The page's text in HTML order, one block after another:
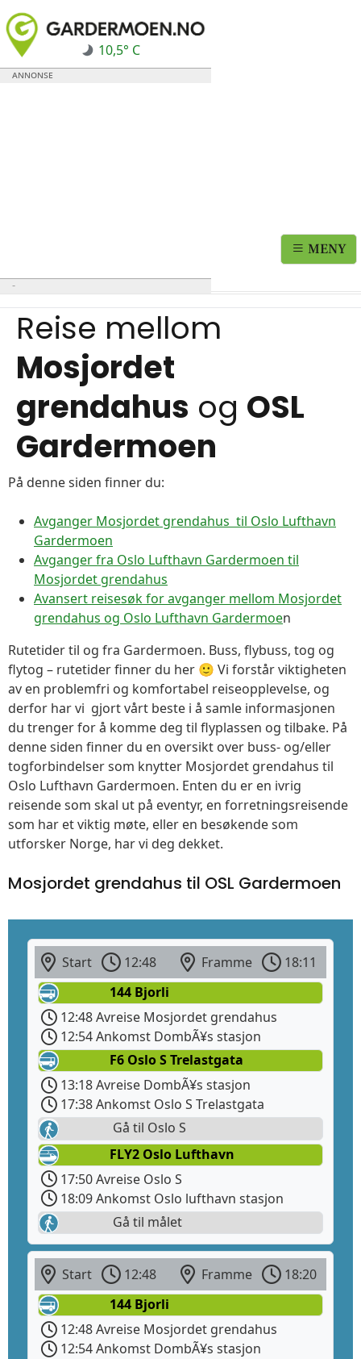
10,5° C
MENY
Reise mellom
Mosjordet
grendahus og OSL
Gardermoen
På denne siden finner du:
Avganger Mosjordet grendahus til Oslo Lufthavn
Gardermoen
Avganger fra Oslo Lufthavn Gardermoen til
Mosjordet grendahus
Avansert reisesøk for avganger mellom Mosjordet
grendahus og Oslo Lufthavn Gardermoen
Rutetider til og fra Gardermoen. Buss, flybuss, tog og
flytog – rutetider finner du her 🙂 Vi forstår viktigheten
av en problemfri og komfortabel reiseopplevelse, og
derfor har vi gjort vårt beste i å samle informasjonen
du trenger for å komme deg til flyplassen og tilbake. På
denne siden finner du en oversikt over buss- og/eller
togforbindelser som knytter Mosjordet grendahus til
Oslo Lufthavn Gardermoen. Enten du er en ivrig
reisende som skal ut på eventyr, en forretningsreisende
som har et viktig møte, eller en besøkende som
utforsker Norge, har vi deg dekket.
Mosjordet grendahus til OSL Gardermoen
Start 12:48 Framme
18:11
144 Bjorli
12:48 Avreise Mosjordet grendahus
12:54 Ankomst DombÃ¥s stasjon
F6 Oslo S Trelastgata
13:18 Avreise DombÃ¥s stasjon
17:38 Ankomst Oslo S Trelastgata
Gå til Oslo S
FLY2 Oslo Lufthavn
17:50 Avreise Oslo S
18:09 Ankomst Oslo lufthavn stasjon
Gå til målet
Start 12:48 Framme
18:20
144 Bjorli
12:48 Avreise Mosjordet grendahus
12:54 Ankomst DombÃ¥s stasjon